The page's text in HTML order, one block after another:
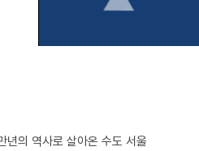
년의 역사로 살아온 수도 서울